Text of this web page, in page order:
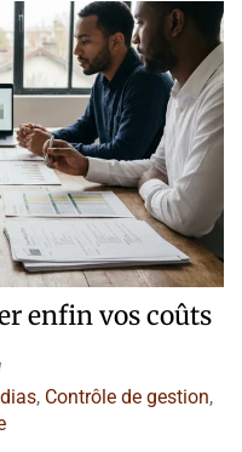
enfin vos coûts
, Contrôle de gestion,